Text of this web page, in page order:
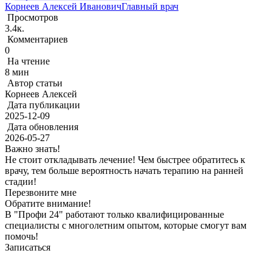
Корнеев Алексей ИвановичГлавный врач
Просмотров
3.4к.
Комментариев
0
На чтение
8 мин
Автор статьи
Корнеев Алексей
Дата публикации
2025-12-09
Дата обновления
2026-05-27
Важно знать!
Не стоит откладывать лечение! Чем быстрее обратитесь к
врачу, тем больше вероятность начать терапию на ранней
стадии!
Перезвоните мне
Обратите внимание!
В "Профи 24" работают только квалифицированные
специалисты с многолетним опытом, которые смогут вам
помочь!
Записаться